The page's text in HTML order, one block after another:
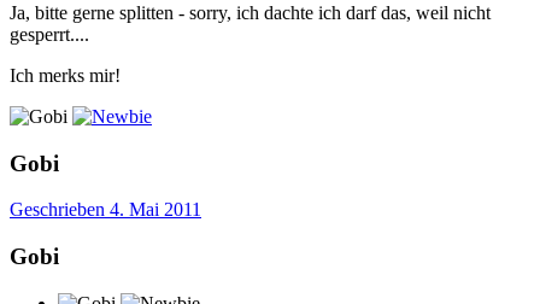
Ja, bitte gerne splitten - sorry, ich dachte ich darf das, weil nicht
gesperrt....
Ich merks mir!
Gobi
Geschrieben 4. Mai 2011
Gobi